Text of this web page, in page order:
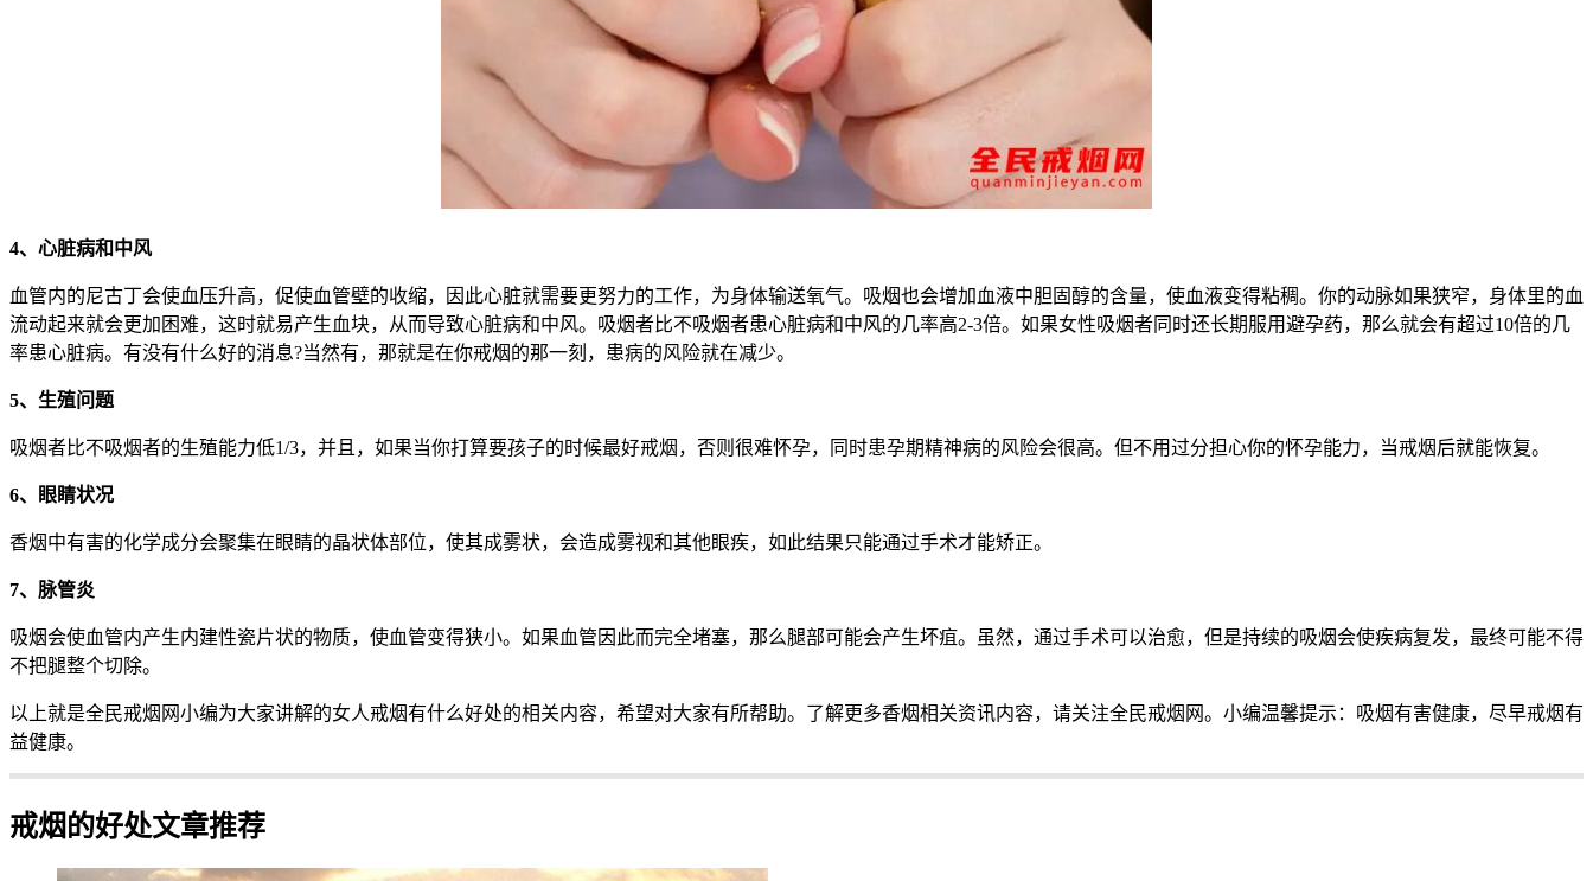
4、心脏病和中风
血管内的尼古丁会使血压升高，促使血管壁的收缩，因此心脏就需要更努力的工作，为身体输送氧气。吸烟也会增加血液中胆固醇的含量，使血液变得粘稠。你的动脉如果狭窄，身体里的血
流动起来就会更加困难，这时就易产生血块，从而导致心脏病和中风。吸烟者比不吸烟者患心脏病和中风的几率高2-3倍。如果女性吸烟者同时还长期服用避孕药，那么就会有超过10倍的几
率患心脏病。有没有什么好的消息?当然有，那就是在你戒烟的那一刻，患病的风险就在减少。
5、生殖问题
吸烟者比不吸烟者的生殖能力低1/3，并且，如果当你打算要孩子的时候最好戒烟，否则很难怀孕，同时患孕期精神病的风险会很高。但不用过分担心你的怀孕能力，当戒烟后就能恢复。
6、眼睛状况
香烟中有害的化学成分会聚集在眼睛的晶状体部位，使其成雾状，会造成雾视和其他眼疾，如此结果只能通过手术才能矫正。
7、脉管炎
吸烟会使血管内产生内建性瓷片状的物质，使血管变得狭小。如果血管因此而完全堵塞，那么腿部可能会产生坏疽。虽然，通过手术可以治愈，但是持续的吸烟会使疾病复发，最终可能不得
不把腿整个切除。
以上就是全民戒烟网小编为大家讲解的女人戒烟有什么好处的相关内容，希望对大家有所帮助。了解更多香烟相关资讯内容，请关注全民戒烟网。小编温馨提示：吸烟有害健康，尽早戒烟有
益健康。
戒烟的好处文章推荐